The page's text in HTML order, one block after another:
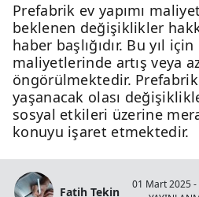
Prefabrik ev yapımı
beklenen değişiklikler
haber başlığıdır. Bu yıl
maliyetlerinde artış veya
öngörülmektedir.
yaşanacak olası
sosyal etkileri üzerine
konuyu işaret etmektedir.
Fatih Tekin
01 Mart 2025 -